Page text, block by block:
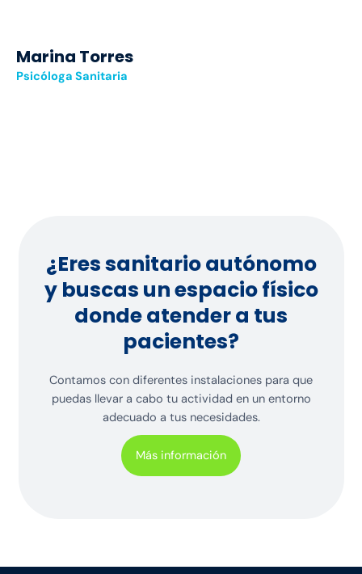
Marina Torres
Psicóloga Sanitaria
¿Eres sanitario autónomo
y buscas un espacio físico
donde atender a tus
pacientes?
Contamos con diferentes instalaciones para que
puedas llevar a cabo tu actividad en un entorno
adecuado a tus necesidades.
Más información